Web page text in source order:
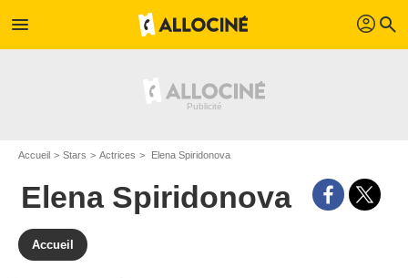
menu profil search
Accueil Stars Actrices Elena Spiridonova
Elena Spiridonova
Accueil